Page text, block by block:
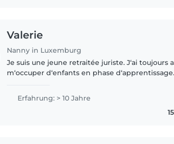
Valerie
Nanny in Luxemburg
Je suis une jeune retraitée juriste. J‘ai toujours
m‘occuper d‘enfants en phase
être et à..
Erfahrung: > 10 Jahre